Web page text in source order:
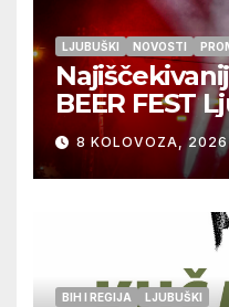
LJUBUŠKI NOVOSTI
BEER FEST
9.kolovoza
8 KOLOVOZA,
BIH I REGIJA LJUBUŠKI